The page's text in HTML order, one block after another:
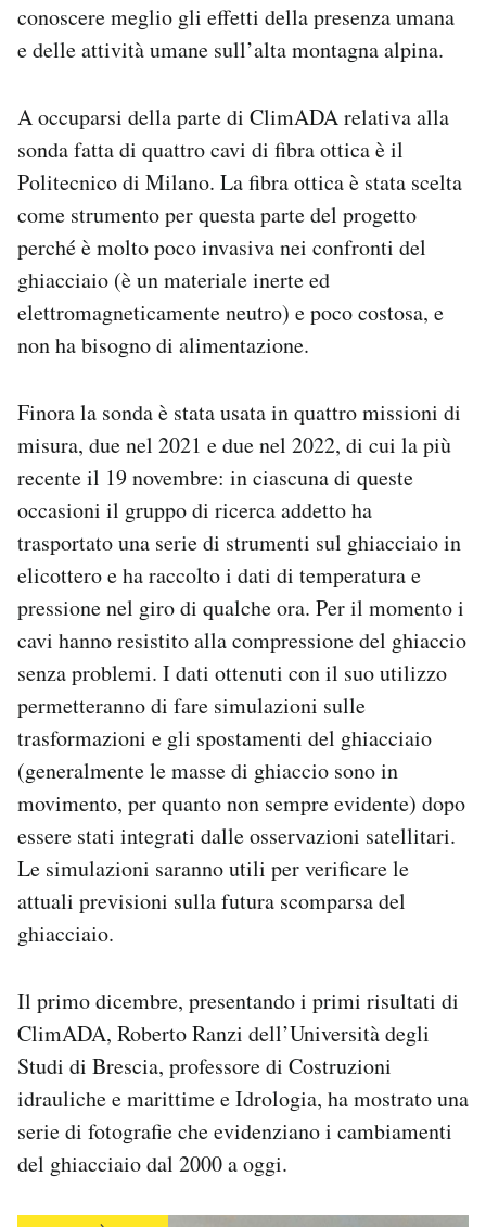
conoscere meglio gli effetti della presenza umana
e delle attività umane sull’alta montagna alpina.
A occuparsi della parte di ClimADA relativa alla
sonda fatta di quattro cavi di fibra ottica è il
Politecnico di Milano. La fibra ottica è stata scelta
come strumento per questa parte del progetto
perché è molto poco invasiva nei confronti del
ghiacciaio (è un materiale inerte ed
elettromagneticamente neutro) e poco costosa, e
non ha bisogno di alimentazione.
Finora la sonda è stata usata in quattro missioni di
misura, due nel 2021 e due nel 2022, di cui la più
recente il 19 novembre: in ciascuna di queste
occasioni il gruppo di ricerca addetto ha
trasportato una serie di strumenti sul ghiacciaio in
elicottero e ha raccolto i dati di temperatura e
pressione nel giro di qualche ora. Per il momento i
cavi hanno resistito alla compressione del ghiaccio
senza problemi. I dati ottenuti con il suo utilizzo
permetteranno di fare simulazioni sulle
trasformazioni e gli spostamenti del ghiacciaio
(generalmente le masse di ghiaccio sono in
movimento, per quanto non sempre evidente) dopo
essere stati integrati dalle osservazioni satellitari.
Le simulazioni saranno utili per verificare le
attuali previsioni sulla futura scomparsa del
ghiacciaio.
Il primo dicembre, presentando i primi risultati di
ClimADA, Roberto Ranzi dell’Università degli
Studi di Brescia, professore di Costruzioni
idrauliche e marittime e Idrologia, ha mostrato una
serie di fotografie che evidenziano i cambiamenti
del ghiacciaio dal 2000 a oggi.